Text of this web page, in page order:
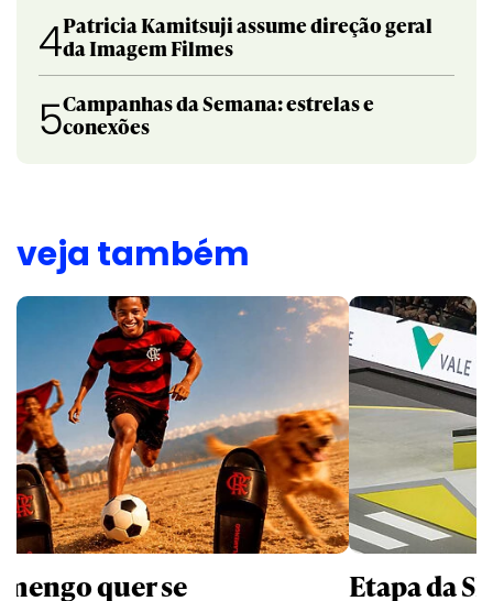
4Patricia Kamitsuji assume direção geral
da Imagem Filmes
5Campanhas da Semana: estrelas e
conexões
veja também
quer se Etapa da